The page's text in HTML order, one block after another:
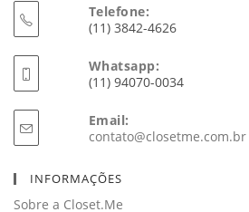
Telefone:
(11) 3842-4626
Whatsapp:
(11) 94070-0034
Email:
contato@closetme.com.br
INFORMAÇÕES
Sobre a Closet.Me